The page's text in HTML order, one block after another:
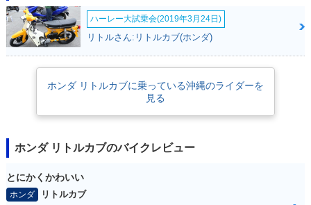
2002年 Little Cub
ハーレー大試乗会(2019年3月24日)
リトルさん:リトルカブ(ホンダ)
ホンダ リトルカブに乗っている沖縄のライダーを
見る
ホンダ リトルカブのバイクレビュー
とにかくかわいい
ホンダ
リトルカブ